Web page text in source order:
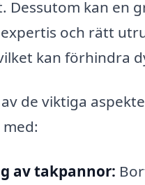
Dessutom kan en
och rätt
kan förhindra
de viktiga
av takpannor: